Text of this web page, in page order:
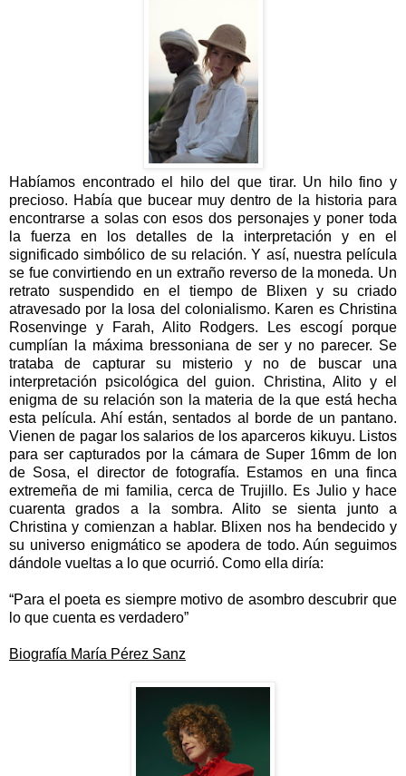
Habíamos encontrado el hilo del que tirar. Un hilo fino y
precioso. Había que bucear muy dentro de la historia para
encontrarse a solas con esos dos personajes y poner toda
la fuerza en los detalles de la interpretación y en el
significado simbólico de su relación. Y así, nuestra película
se fue convirtiendo en un extraño reverso de la moneda. Un
retrato suspendido en el tiempo de Blixen y su criado
atravesado por la losa del colonialismo. Karen es Christina
Rosenvinge y Farah, Alito Rodgers. Les escogí porque
cumplían la máxima bressoniana de ser y no parecer. Se
trataba de capturar su misterio y no de buscar una
interpretación psicológica del guion. Christina, Alito y el
enigma de su relación son la materia de la que está hecha
esta película. Ahí están, sentados al borde de un pantano.
Vienen de pagar los salarios de los aparceros kikuyu. Listos
para ser capturados por la cámara de Super 16mm de Ion
de Sosa, el director de fotografía. Estamos en una finca
extremeña de mi familia, cerca de Trujillo. Es Julio y hace
cuarenta grados a la sombra. Alito se sienta junto a
Christina y comienzan a hablar. Blixen nos ha bendecido y
su universo enigmático se apodera de todo. Aún seguimos
dándole vueltas a lo que ocurrió. Como ella diría:
“Para el poeta es siempre motivo de asombro descubrir que
lo que cuenta es verdadero”
Biografía María Pérez Sanz